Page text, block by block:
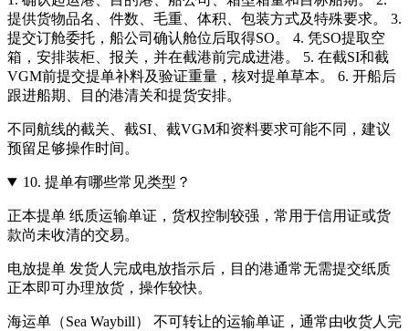
提供货物品名、件数、毛重、体积、包装方式及特殊要求。 3.
提交订舱委托，船公司确认舱位后取得SO。 4. 凭SO提取空
箱，安排装柜、报关，并在截港前完成进港。 5. 在截SI和截
VGM前提交提单补料及验证重量，核对提单草本。 6. 开船后
跟进船期、目的港清关和提货安排。
不同航线的截关、截SI、截VGM和资料要求可能不同，建议
预留足够操作时间。
10. 提单有哪些常见类型？
正本提单 纸质运输单证，货权控制较强，常用于信用证或货
款尚未收清的交易。
电放提单 发货人完成电放指示后，目的港通常无需提交纸质
正本即可办理放货，操作较快。
海运单（Sea Waybill） 不可转让的运输单证，通常由收货人完